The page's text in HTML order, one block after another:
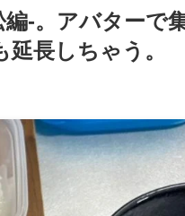
-。アバターで
長しちゃう。